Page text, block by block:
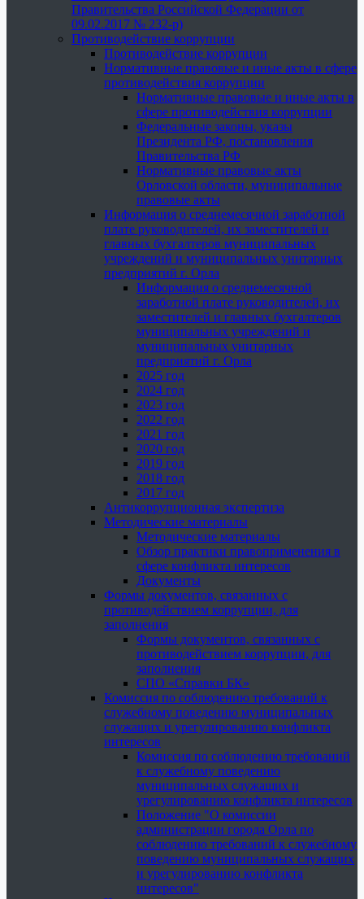
Правительства Российской Федерации от
09.02.2017 № 232-р)
Противодействие коррупции
Противодействие коррупции
Нормативные правовые и иные акты в сфере
противодействия коррупции
Нормативные правовые и иные акты в
сфере противодействия коррупции
Федеральные законы, указы
Президента РФ, постановления
Правительства РФ
Нормативные правовые акты
Орловской области, муниципальные
правовые акты
Информация о среднемесячной заработной
плате руководителей, их заместителей и
главных бухгалтеров муниципальных
учреждений и муниципальных унитарных
предприятий г. Орла
Информация о среднемесячной
заработной плате руководителей, их
заместителей и главных бухгалтеров
муниципальных учреждений и
муниципальных унитарных
предприятий г. Орла
2025 год
2024 год
2023 год
2022 год
2021 год
2020 год
2019 год
2018 год
2017 год
Антикоррупционная экспертиза
Методические материалы
Методические материалы
Обзор практики правоприменения в
сфере конфликта интересов
Документы
Формы документов, связанных с
противодействием коррупции, для
заполнения
Формы документов, связанных с
противодействием коррупции, для
заполнения
СПО «Справки БК»
Комиссия по соблюдению требований к
служебному поведению муниципальных
служащих и урегулированию конфликта
интересов
Комиссия по соблюдению требований
к служебному поведению
муниципальных служащих и
урегулированию конфликта интересов
Положение "О комиссии
администрации города Орла по
соблюдению требований к служебному
поведению муниципальных служащих
и урегулированию конфликта
интересов"